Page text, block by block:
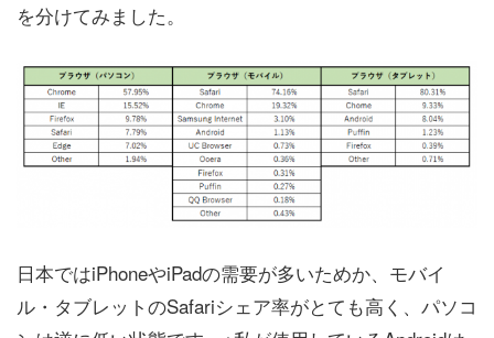
を分けてみました。
日本ではiPhoneやiPadの需要が多いためか、モバイ
ル・タブレットのSafariシェア率がとても高く、パソコ